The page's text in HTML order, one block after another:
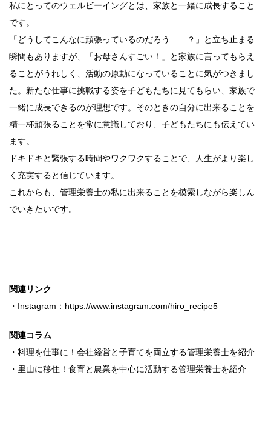
私にとってのウェルビーイングとは、家族と一緒に成長すること
です。
「どうしてこんなに頑張っているのだろう……？」と立ち止まる
瞬間もありますが、「お母さんすごい！」と家族に言ってもらえ
ることがうれしく、活動の原動になっていることに気がつきまし
た。新たな仕事に挑戦する姿を子どもたちに見てもらい、家族で
一緒に成長できるのが理想です。そのときの自分に出来ることを
精一杯頑張ることを常に意識しており、子どもたちにも伝えてい
ます。
ドキドキと緊張する時間やワクワクすることで、人生がより楽し
く充実すると信じています。
これからも、管理栄養士の私に出来ることを模索しながら楽しん
でいきたいです。
関連リンク
・Instagram： https://www.instagram.com/hiro_recipe5
関連コラム
・ 料理を仕事に！会社経営と子育てを両立する管理栄養士を紹介
・ 里山に移住！食育と農業を中心に活動する管理栄養士を紹介